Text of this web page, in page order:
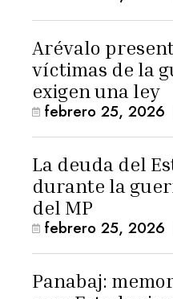
Arévalo
víctimas de la
exigen una ley
febrero 25, 2026
La deuda del
durante la
del MP
febrero 25, 2026
Panabaj: